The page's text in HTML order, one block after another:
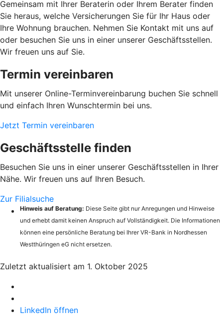
Gemeinsam mit Ihrer Beraterin oder Ihrem Berater finden
Sie heraus, welche Versicherungen Sie für Ihr Haus oder
Ihre Wohnung brauchen. Nehmen Sie Kontakt mit uns auf
oder besuchen Sie uns in einer unserer Geschäftsstellen.
Wir freuen uns auf Sie.
Termin vereinbaren
Mit unserer Online-Terminvereinbarung buchen Sie schnell
und einfach Ihren Wunschtermin bei uns.
Jetzt Termin vereinbaren
Geschäftsstelle finden
Besuchen Sie uns in einer unserer Geschäftsstellen in Ihrer
Nähe. Wir freuen uns auf Ihren Besuch.
Zur Filialsuche
Hinweis auf Beratung: Diese Seite gibt nur Anregungen und Hinweise
und erhebt damit keinen Anspruch auf Vollständigkeit. Die Informationen
können eine persönliche Beratung bei Ihrer VR-Bank in Nordhessen
Westthüringen eG nicht ersetzen.
Zuletzt aktualisiert am 1. Oktober 2025
LinkedIn öffnen